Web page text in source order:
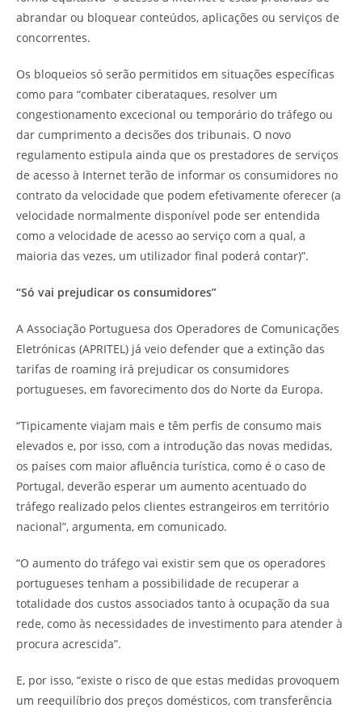
abrandar ou bloquear conteúdos, aplicações ou serviços de
concorrentes.
Os bloqueios só serão permitidos em situações específicas
como para “combater ciberataques, resolver um
congestionamento excecional ou temporário do tráfego ou
dar cumprimento a decisões dos tribunais. O novo
regulamento estipula ainda que os prestadores de serviços
de acesso à Internet terão de informar os consumidores no
contrato da velocidade que podem efetivamente oferecer (a
velocidade normalmente disponível pode ser entendida
como a velocidade de acesso ao serviço com a qual, a
maioria das vezes, um utilizador final poderá contar)”.
“Só vai prejudicar os consumidores”
A Associação Portuguesa dos Operadores de Comunicações
Eletrónicas (APRITEL) já veio defender que a extinção das
tarifas de roaming irá prejudicar os consumidores
portugueses, em favorecimento dos do Norte da Europa.
“Tipicamente viajam mais e têm perfis de consumo mais
elevados e, por isso, com a introdução das novas medidas,
os países com maior afluência turística, como é o caso de
Portugal, deverão esperar um aumento acentuado do
tráfego realizado pelos clientes estrangeiros em território
nacional”, argumenta, em comunicado.
“O aumento do tráfego vai existir sem que os operadores
portugueses tenham a possibilidade de recuperar a
totalidade dos custos associados tanto à ocupação da sua
rede, como às necessidades de investimento para atender à
procura acrescida”.
E, por isso, “existe o risco de que estas medidas provoquem
um reequilíbrio dos preços domésticos, com transferência